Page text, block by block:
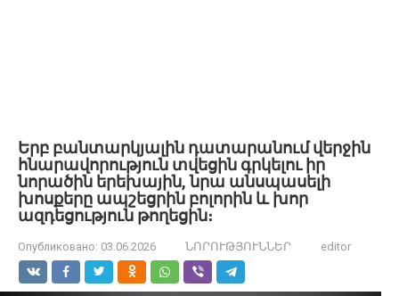
Երբ բանտարկյալին դատարանում վերջին
հնարավորություն տվեցին գրկելու իր
նորածին երեխային, նրա անսպասելի
խոսքերը ապշեցրին բոլորին և խոր
ազդեցություն թողեցին։
Опубликовано: 03.06.2026 ՆՈՐՈՒԹՅՈՒՆՆԵՐ editor